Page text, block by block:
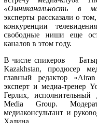
«Омниканальность в
эксперты рассказали о
конкуренции
свободные ниши еще
каналов в этом году.
В числе спикеров —
Kazakhstan, продюсер
главный редактор
эксперт и медиа-тренер
Герлих, исполнительный
Media Group.
медиаконсультант и
Халина.